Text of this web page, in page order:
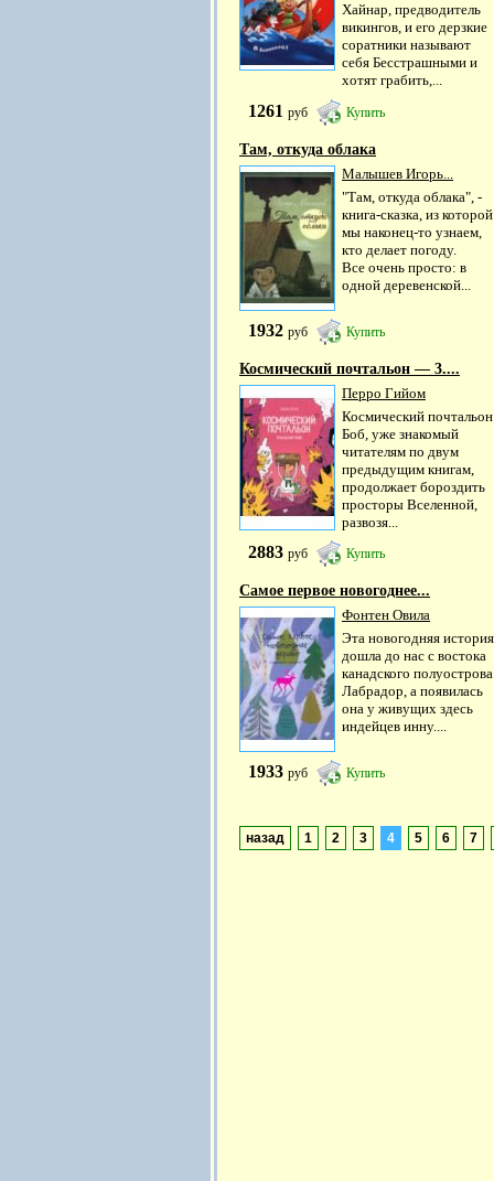
Хайнар, предводитель
викингов, и его дерзкие
соратники называют
себя Бесстрашными и
хотят грабить,...
1261 руб Купить
Там, откуда облака
Малышев Игорь...
"Там, откуда облака", -
книга-сказка, из которой
мы наконец-то узнаем,
кто делает погоду.
Все очень просто: в
одной деревенской...
1932 руб Купить
Космический почтальон — 3....
Перро Гийом
Космический почтальон
Боб, уже знакомый
читателям по двум
предыдущим книгам,
продолжает бороздить
просторы Вселенной,
развозя...
2883 руб Купить
Самое первое новогоднее...
Фонтен Овила
Эта новогодняя история
дошла до нас с востока
канадского полуострова
Лабрадор, а появилась
она у живущих здесь
индейцев инну....
1933 руб Купить
назад 1 2 3 4 5 6 7